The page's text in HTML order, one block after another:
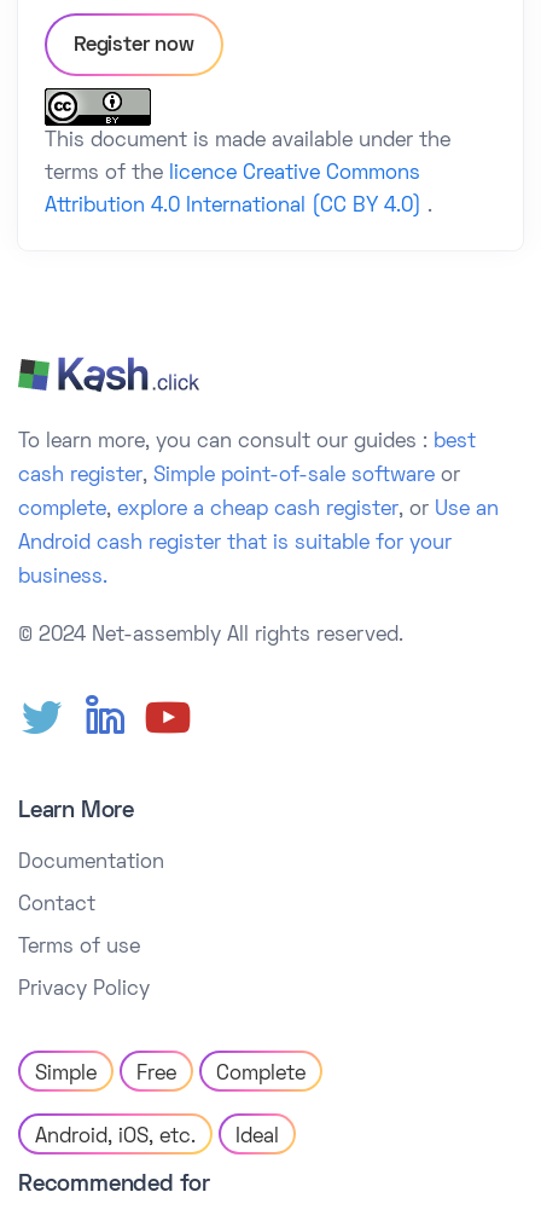
Register now
This document is made available under the
terms of the
licence Creative Commons
Attribution 4.0 International (CC BY 4.0) .
To learn more, you can consult our guides : best
cash register, Simple point-of-sale software or
complete, explore a cheap cash register, or Use an
Android cash register that is suitable for your
business.
© 2024 Net-assembly All rights reserved.
Learn More
Documentation
Contact
Terms of use
Privacy Policy
Simple Free Complete
Android, iOS, etc. Ideal
Recommended for